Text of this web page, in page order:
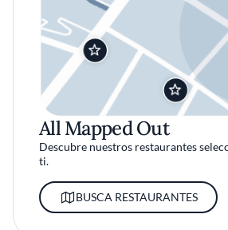
All Mapped Out
Descubre nuestros restaurantes
ti.
BUSCA RESTAURANTES